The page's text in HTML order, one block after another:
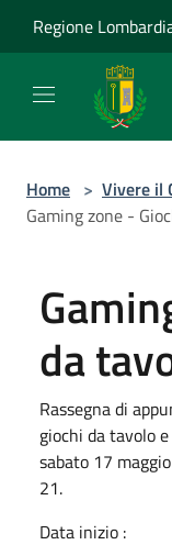
Regione
Home > Vivere il
Gaming zone -
da
Rassegna di
giochi da tavolo
sabato 17
21.
Data inizio :